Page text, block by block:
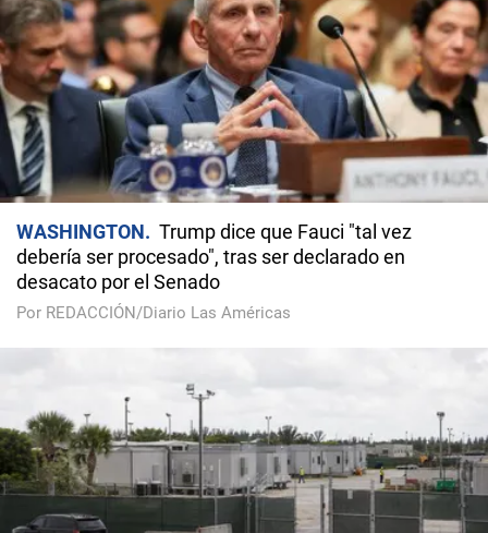
WASHINGTON
Trump dice que Fauci "tal vez
debería ser procesado", tras ser declarado en
desacato por el Senado
Por REDACCIÓN/Diario Las Américas